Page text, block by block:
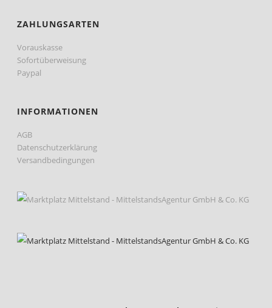
ZAHLUNGSARTEN
Vorauskasse
Sofortüberweisung
Paypal
INFORMATIONEN
AGB
Datenschutzerklärung
Versandbedingungen